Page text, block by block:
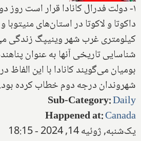
۱- دولت فدرال کانادا قرار است روز
کیلومتری غرب شهر وینیپگ زندگی
شناسایی تاریخی آنها به عنوان
بومیان می‌گویند کانادا با این الفاظ
شهروندان درجه دوم خطاب کرده بود.
Sub-Category:Daily
Happened at:Canada
یک‌شنبه, ژوئیه 14, 2024 - 18:15